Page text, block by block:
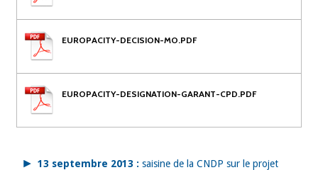
EUROPACITY-DECISION-MO.PDF
EUROPACITY-DESIGNATION-GARANT-CPD.PDF
13 septembre 2013 : saisine de la CNDP sur le projet